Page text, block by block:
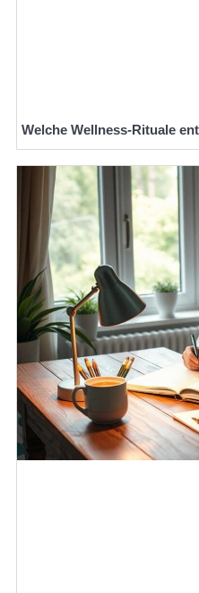
Welche Wellness-Rituale